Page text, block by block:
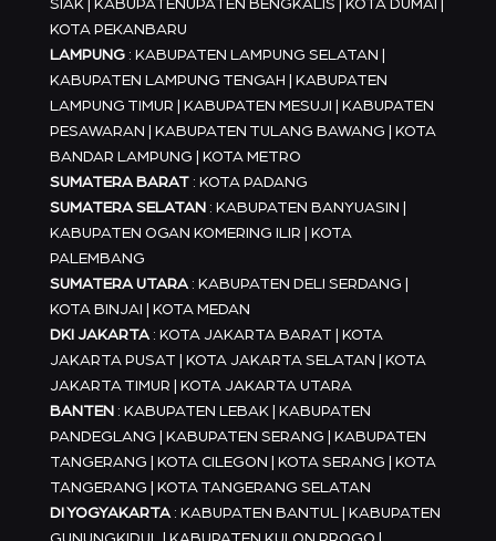
SIAK | KABUPATENUPATEN BENGKALIS | KOTA DUMAI |
KOTA PEKANBARU
LAMPUNG: KABUPATEN LAMPUNG SELATAN |
KABUPATEN LAMPUNG TENGAH | KABUPATEN
LAMPUNG TIMUR | KABUPATEN MESUJI | KABUPATEN
PESAWARAN | KABUPATEN TULANG BAWANG | KOTA
BANDAR LAMPUNG | KOTA METRO
SUMATERA BARAT: KOTA PADANG
SUMATERA SELATAN: KABUPATEN BANYUASIN |
KABUPATEN OGAN KOMERING ILIR | KOTA
PALEMBANG
SUMATERA UTARA: KABUPATEN DELI SERDANG |
KOTA BINJAI | KOTA MEDAN
DKI JAKARTA: KOTA JAKARTA BARAT | KOTA
JAKARTA PUSAT | KOTA JAKARTA SELATAN | KOTA
JAKARTA TIMUR | KOTA JAKARTA UTARA
BANTEN: KABUPATEN LEBAK | KABUPATEN
PANDEGLANG | KABUPATEN SERANG | KABUPATEN
TANGERANG | KOTA CILEGON | KOTA SERANG | KOTA
TANGERANG | KOTA TANGERANG SELATAN
DI YOGYAKARTA: KABUPATEN BANTUL | KABUPATEN